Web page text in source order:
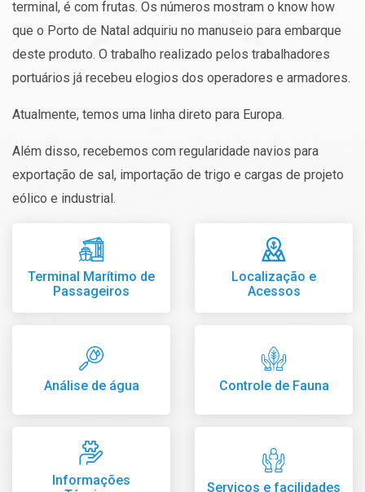
terminal, é com frutas. Os números mostram o know how
que o Porto de Natal adquiriu no manuseio para embarque
deste produto. O trabalho realizado pelos trabalhadores
portuários já recebeu elogios dos operadores e armadores.
Atualmente, temos uma linha direto para Europa.
Além disso, recebemos com regularidade navios para
exportação de sal, importação de trigo e cargas de projeto
eólico e industrial.
Terminal Marítimo de
Passageiros
Localização e
Acessos
Análise de água Controle de Fauna
Informações
Serviços e facilidades